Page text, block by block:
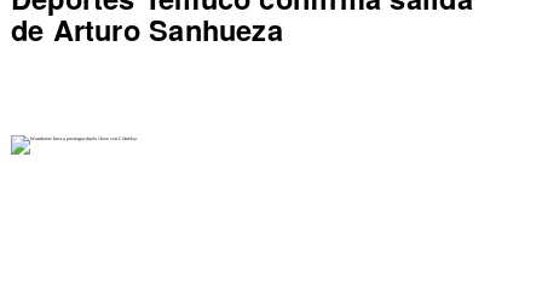
de Arturo Sanhueza